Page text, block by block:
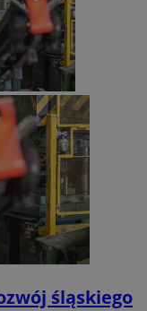
śląskiego